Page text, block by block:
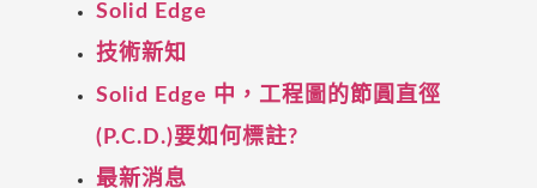
Solid Edge
技術新知
Solid Edge 中，工程圖的節圓直徑
(P.C.D.)要如何標註?
最新消息